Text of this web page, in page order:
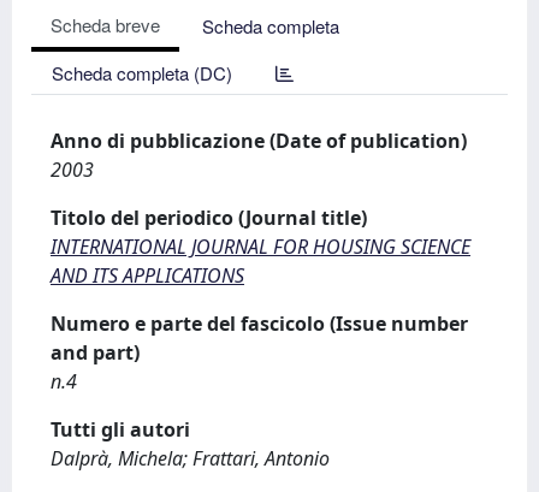
Scheda breve
Scheda completa
Scheda completa (DC)
Anno di pubblicazione (Date of publication)
2003
Titolo del periodico (Journal title)
INTERNATIONAL JOURNAL FOR HOUSING SCIENCE
AND ITS APPLICATIONS
Numero e parte del fascicolo (Issue number
and part)
n.4
Tutti gli autori
Dalprà, Michela; Frattari, Antonio